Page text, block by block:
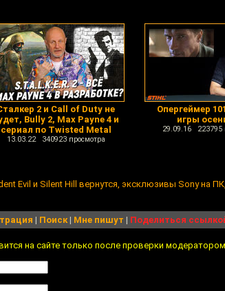
2 и Call of Duty не
Bully 2, Max Payne 4 и
сериал по Twisted Metal
13.03.22 340923 просмотра
Опергеймер
игры
29.09.16 223795
Evil и Silent Hill вернутся, эксклюзивы Sony на
| Поиск| Мне пишут | Поделиться
на сайте только после проверки